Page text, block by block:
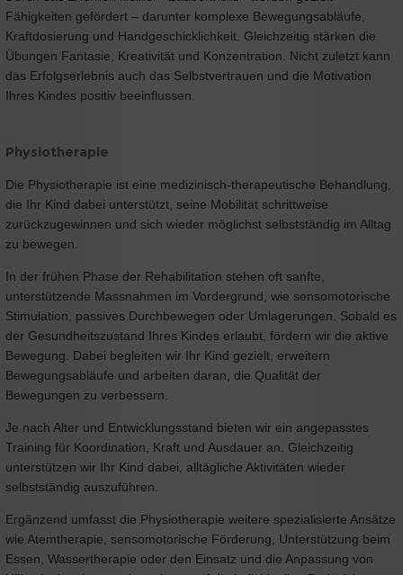
Fähigkeiten gefördert – darunter komplexe Bewegungsabläufe,
Kraftdosierung und Handgeschicklichkeit. Gleichzeitig stärken die
Übungen Fantasie, Kreativität und Konzentration. Nicht zuletzt kann
das Erfolgserlebnis auch das Selbstvertrauen und die Motivation
Ihres Kindes positiv beeinflussen.
Physiotherapie
Die Physiotherapie ist eine medizinisch-therapeutische Behandlung,
die Ihr Kind dabei unterstützt, seine Mobilität schrittweise
zurückzugewinnen und sich wieder möglichst selbstständig im Alltag
zu bewegen.
In der frühen Phase der Rehabilitation stehen oft sanfte,
unterstützende Massnahmen im Vordergrund, wie sensomotorische
Stimulation, passives Durchbewegen oder Umlagerungen. Sobald es
der Gesundheitszustand Ihres Kindes erlaubt, fördern wir die aktive
Bewegung. Dabei begleiten wir Ihr Kind gezielt, erweitern
Bewegungsabläufe und arbeiten daran, die Qualität der
Bewegungen zu verbessern.
Je nach Alter und Entwicklungsstand bieten wir ein angepasstes
Training für Koordination, Kraft und Ausdauer an. Gleichzeitig
unterstützen wir Ihr Kind dabei, alltägliche Aktivitäten wieder
selbstständig auszuführen.
Ergänzend umfasst die Physiotherapie weitere spezialisierte Ansätze
wie Atemtherapie, sensomotorische Förderung, Unterstützung beim
Essen, Wassertherapie oder den Einsatz und die Anpassung von